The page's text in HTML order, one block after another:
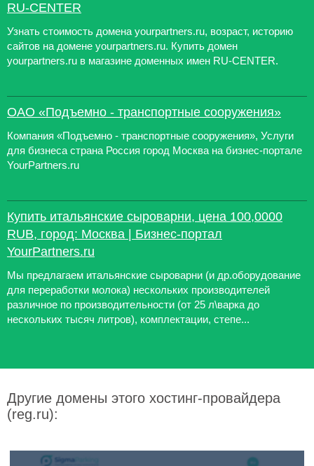
RU-CENTER
Узнать стоимость домена yourpartners.ru, возраст, историю
сайтов на домене yourpartners.ru. Купить домен
yourpartners.ru в магазине доменных имен RU-CENTER.
ОАО «Подъемно - транспортные сооружения»
Компания «Подъемно - транспортные сооружения», Услуги
для бизнеса страна Россия город Москва на бизнес-портале
YourPartners.ru
Купить итальянские сыроварни, цена 100,0000
RUB, город: Москва | Бизнес-портал
YourPartners.ru
Мы предлагаем итальянские сыроварни (и др.оборудование
для переработки молока) нескольких производителей
различное по производительности (от 25 л\варка до
нескольких тысяч литров), комплектации, степе...
Другие домены этого хостинг-провайдера
(reg.ru):